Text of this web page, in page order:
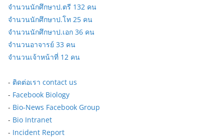
จำนวนนักศึกษาป.ตรี 132 คน
จำนวนนักศึกษาป.โท 25 คน
จำนวนนักศึกษาป.เอก 36 คน
จำนวนอาจารย์ 33 คน
จำนวนเจ้าหน้าที่ 12 คน
- ติดต่อเรา contact us
- Facebook Biology
- Bio-News Facebook Group
- Bio Intranet
- Incident Report